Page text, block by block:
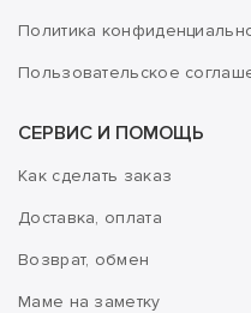
Политика
Пользовательское
СЕРВИС И ПОМОЩЬ
Как сделать заказ
Доставка, оплата
Возврат, обмен
Маме на заметку